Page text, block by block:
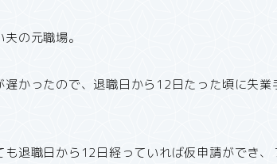
の元職場。
遅かったので、退職日から12日たった頃に失
退職日から12日経っていれば仮申請ができ、